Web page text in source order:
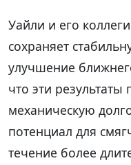
Уайли и его
сохраняет
улучшение
что эти
механическую
потенциал для
течение более